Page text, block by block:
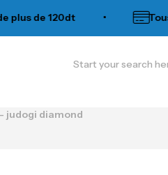
de 120dt Tous
judogi diamond